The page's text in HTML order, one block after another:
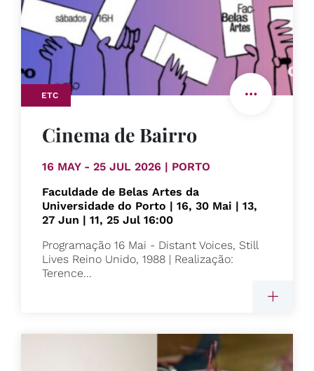
ETC
Cinema de Bairro
16 MAY - 25 JUL 2026 | PORTO
Faculdade de Belas Artes da
Universidade do Porto | 16, 30 Mai | 13,
27 Jun | 11, 25 Jul 16:00
Programação 16 Mai - Distant Voices, Still
Lives Reino Unido, 1988 | Realização:
Terence...